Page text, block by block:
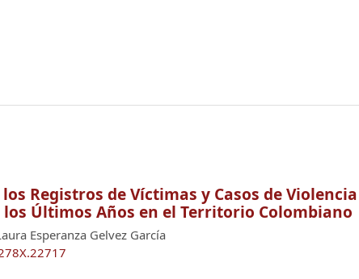
Registros de Víctimas y Casos de
Últimos Años en el Territorio Colombiano
Esperanza Gelvez García